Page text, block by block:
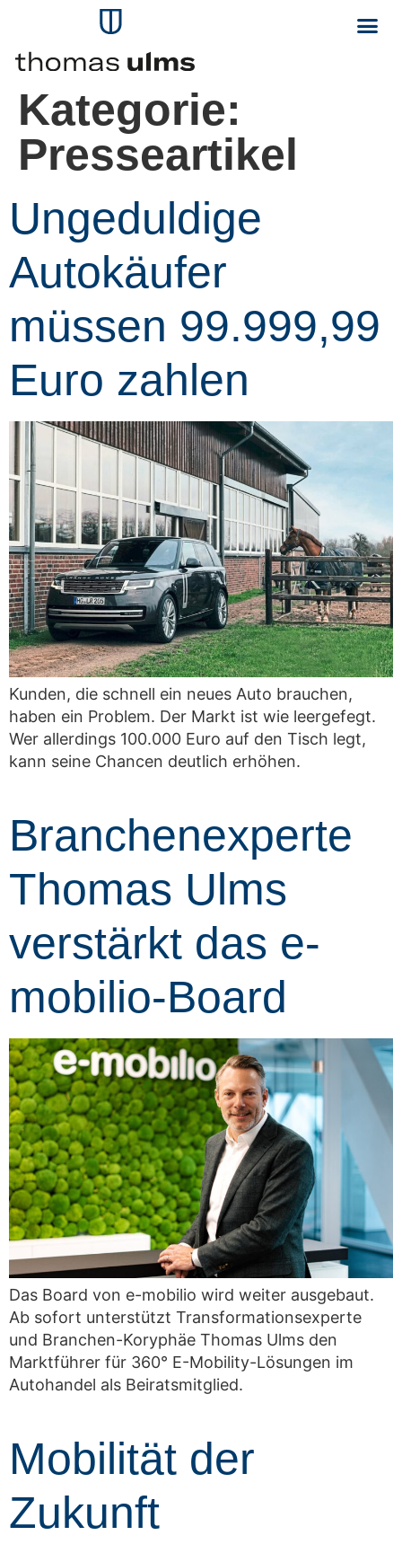
Kategorie:
Presseartikel
Ungeduldige
Autokäufer
müssen 99.999,99
Euro zahlen
Kunden, die schnell ein neues Auto brauchen,
haben ein Problem. Der Markt ist wie leergefegt.
Wer allerdings 100.000 Euro auf den Tisch legt,
kann seine Chancen deutlich erhöhen.
Branchen­experte
Thomas Ulms
verstärkt das e-
mobilio-­Board
Das Board von e-mobilio wird weiter ausgebaut.
Ab sofort unterstützt Transformationsexperte
und Branchen-Koryphäe Thomas Ulms den
Marktführer für 360° E-Mobility-Lösungen im
Autohandel als Beiratsmitglied.
Mobilität der
Zukunft